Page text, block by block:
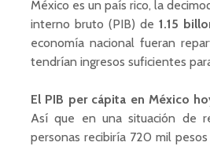
México es un país rico, la
interno bruto (PIB) de 1.15
economía nacional fueran
tendrían ingresos suficientes
El PIB per cápita en México
Así que en una situación de
personas recibiría 720 mil